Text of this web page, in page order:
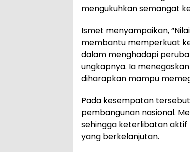
mengukuhkan semangat
Ismet menyampaikan,
membantu memperkuat
dalam menghadapi
ungkapnya. Ia
diharapkan mampu
Pada kesempatan
pembangunan nasional.
sehingga keterlibatan
yang berkelanjutan.